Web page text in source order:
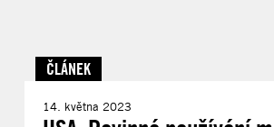
ČLÁNEK
14. května 2023